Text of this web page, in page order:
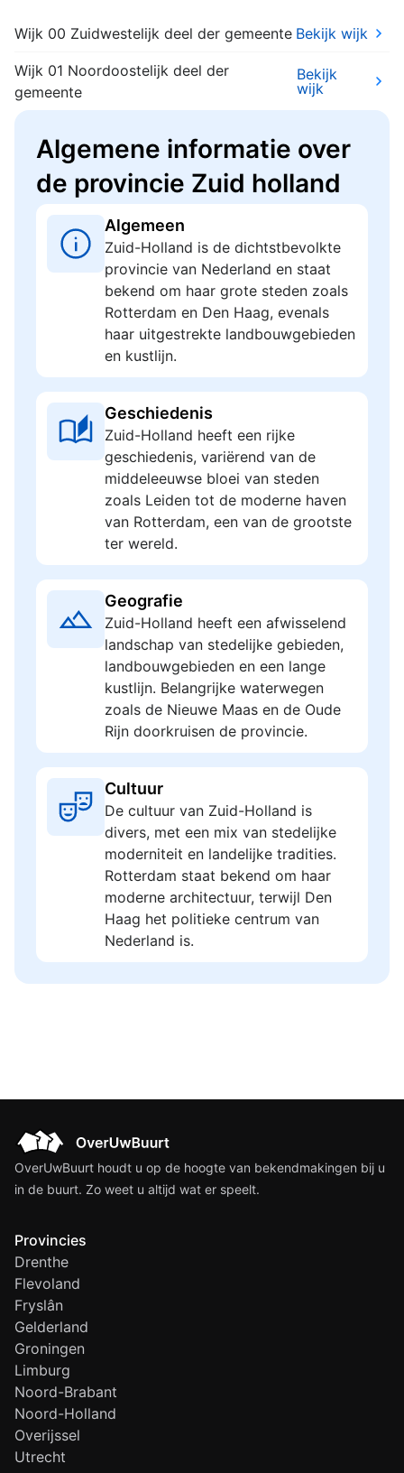
Wijk 00 Zuidwestelijk deel der gemeente Bekijk wijk
Wijk 01 Noordoostelijk deel der
gemeente
Bekijk
wijk
Algemene informatie over
de provincie Zuid holland
Algemeen
Zuid-Holland is de dichtstbevolkte
provincie van Nederland en staat
bekend om haar grote steden zoals
Rotterdam en Den Haag, evenals
haar uitgestrekte landbouwgebieden
en kustlijn.
Geschiedenis
Zuid-Holland heeft een rijke
geschiedenis, variërend van de
middeleeuwse bloei van steden
zoals Leiden tot de moderne haven
van Rotterdam, een van de grootste
ter wereld.
Geografie
Zuid-Holland heeft een afwisselend
landschap van stedelijke gebieden,
landbouwgebieden en een lange
kustlijn. Belangrijke waterwegen
zoals de Nieuwe Maas en de Oude
Rijn doorkruisen de provincie.
Cultuur
De cultuur van Zuid-Holland is
divers, met een mix van stedelijke
moderniteit en landelijke tradities.
Rotterdam staat bekend om haar
moderne architectuur, terwijl Den
Haag het politieke centrum van
Nederland is.
OverUwBuurt houdt u op de hoogte van bekendmakingen bij u
in de buurt. Zo weet u altijd wat er speelt.
Provincies
Drenthe
Flevoland
Fryslân
Gelderland
Groningen
Limburg
Noord-Brabant
Noord-Holland
Overijssel
Utrecht